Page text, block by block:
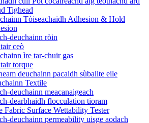
Tighead
Tòiseachaidh Adhesion & Hold
deuchainn ròin
ceò
ìre tar-chuir gas
torque
deuchainn pacaidh sùbailte eile
Textile
deuchainn meacanaigeach
dearbhaidh flocculation tioram
Fabric Surface Wettability Tester
deuchainn permeability uisge aodach